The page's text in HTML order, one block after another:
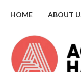
HOME ABOUT